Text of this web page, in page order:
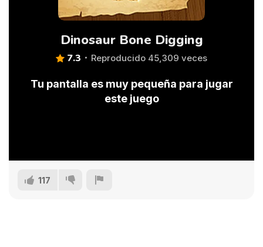
Dinosaur Bone Digging
7.3 Reproducido 45,309 veces
Tu pantalla es muy pequeña para jugar
este juego
117